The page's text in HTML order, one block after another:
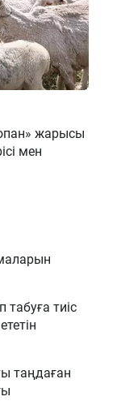
жарысы
мен
табуға тиіс
таңдаған